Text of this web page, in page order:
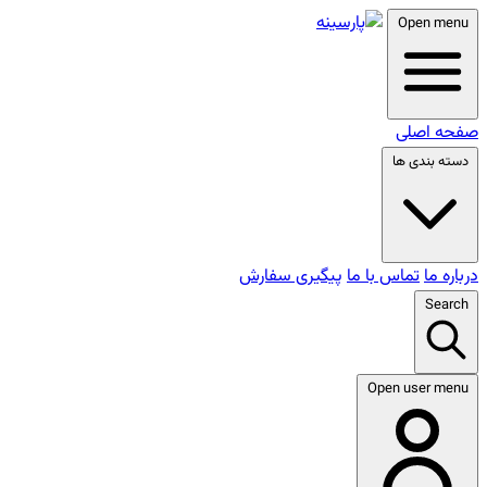
Open menu
صفحه اصلی
دسته بندی ها
درباره ماتماس با ما پیگیری سفارش
Search
Open user menu